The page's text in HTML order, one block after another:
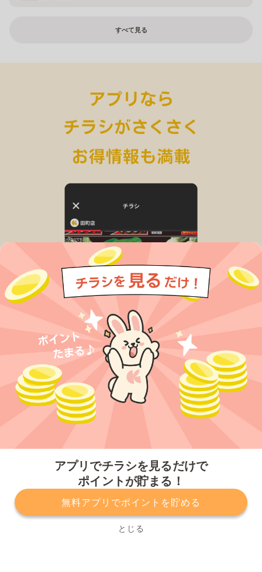
アプリでチラシを見るだけで
ポイントが貯まる！
無料アプリでポイントを貯める
とじる
すべて見る
プライバシーポリシー 利用規約
運営会社
サービスに関してのお問い合わせ